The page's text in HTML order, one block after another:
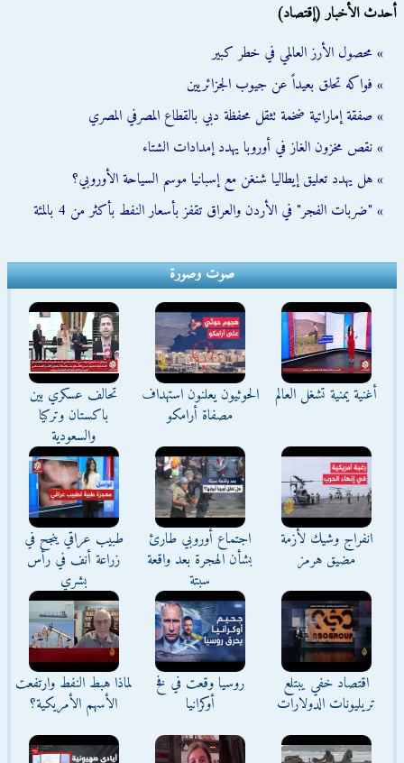
أحدث الأخبار (إقتصاد)
» محصول الأرز العالمي في خطر كبير
» فواكه تحلق بعيداً عن جيوب الجزائريين
» صفقة إماراتية ضخمة تثقل محفظة دبي بالقطاع المصرفي المصري
» نقص مخزون الغاز في أوروبا يهدد إمدادات الشتاء
» هل يهدد تعليق إيطاليا شنغن مع إسبانيا موسم السياحة الأوروبي؟
» "ضربات الفجر" في الأردن والعراق تقفز بأسعار النفط بأكثر من 4 بالمئة
صوت وصورة
أغنية يمنية تشغل العالم
الحوثيون يعلنون استهداف
مصفاة أرامكو
تحالف عسكري بين
باكستان وتركيا
والسعودية
انفراج وشيك لأزمة
مضيق هرمز
اجتماع أوروبي طارئ
بشأن الهجرة بعد واقعة
سبتة
طبيب عراقي ينجح في
زراعة أنف في رأس
بشري
اقتصاد خفي يبتلع
تريليونات الدولارات
روسيا وقعت في فخ
أوكرانيا
لماذا هبط النفط وارتفعت
الأسهم الأمريكية؟